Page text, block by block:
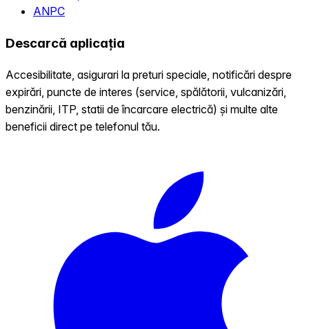
ANPC
Descarcă aplicația
Accesibilitate, asigurari la preturi speciale, notificări despre
expirări, puncte de interes (service, spălătorii, vulcanizări,
benzinării, ITP, statii de încarcare electrică) și multe alte
beneficii direct pe telefonul tău.